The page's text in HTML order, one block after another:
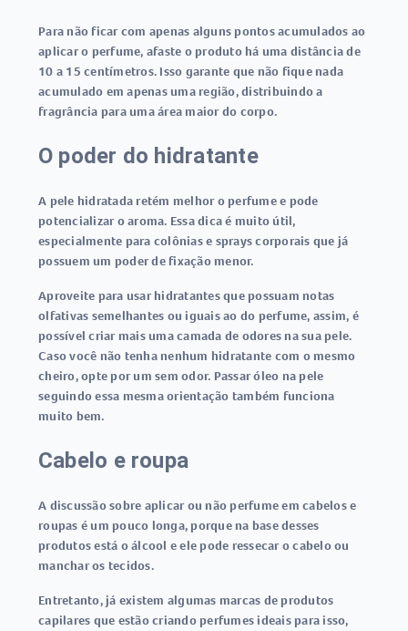
Para não ficar com apenas alguns pontos acumulados ao
aplicar o perfume, afaste o produto há uma distância de
10 a 15 centímetros. Isso garante que não fique nada
acumulado em apenas uma região, distribuindo a
fragrância para uma área maior do corpo.
O poder do hidratante
A pele hidratada retém melhor o perfume e pode
potencializar o aroma. Essa dica é muito útil,
especialmente para colônias e sprays corporais que já
possuem um poder de fixação menor.
Aproveite para usar hidratantes que possuam notas
olfativas semelhantes ou iguais ao do perfume, assim, é
possível criar mais uma camada de odores na sua pele.
Caso você não tenha nenhum hidratante com o mesmo
cheiro, opte por um sem odor. Passar óleo na pele
seguindo essa mesma orientação também funciona
muito bem.
Cabelo e roupa
A discussão sobre aplicar ou não perfume em cabelos e
roupas é um pouco longa, porque na base desses
produtos está o álcool e ele pode ressecar o cabelo ou
manchar os tecidos.
Entretanto, já existem algumas marcas de produtos
capilares que estão criando perfumes ideais para isso,